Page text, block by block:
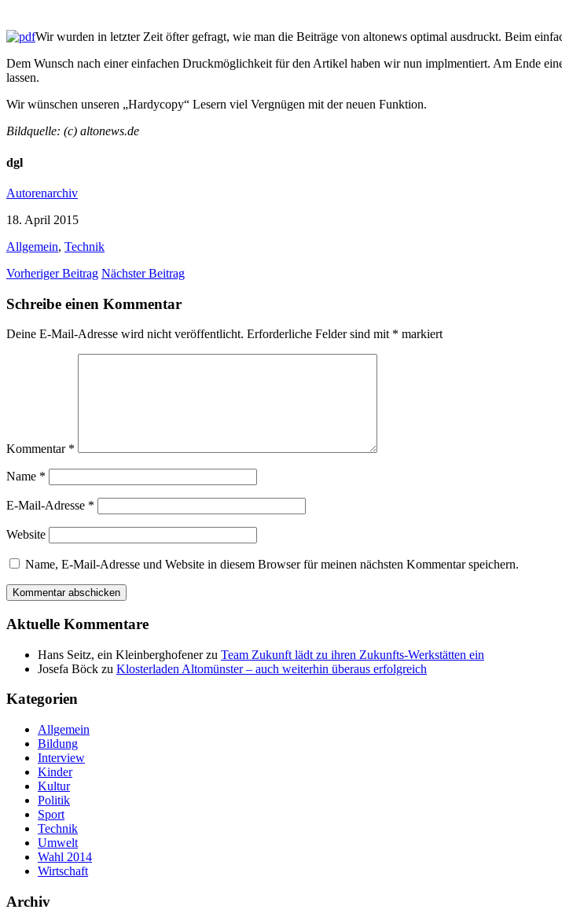
Wir wurden in letzter Zeit öfter gefragt, wie man die Beiträge von altonews optimal ausdruckt. Beim
Dem Wunsch nach einer einfachen Druckmöglichkeit für den Artikel haben wir nun implmentiert. Am Ende
lassen.
Wir wünschen unseren „Hardycopy“ Lesern viel Vergnügen mit der neuen Funktion.
Bildquelle: (c) altonews.de
dgl
Autorenarchiv
18. April 2015
Allgemein, Technik
Vorheriger Beitrag Nächster Beitrag
Schreibe einen Kommentar
Deine E-Mail-Adresse wird nicht veröffentlicht. Erforderliche Felder sind mit * markiert
Kommentar *
Name *
E-Mail-Adresse *
Website
Name, E-Mail-Adresse und Website in diesem Browser für meinen nächsten Kommentar speichern.
Aktuelle Kommentare
Hans Seitz, ein Kleinberghofenerzu Team Zukunft lädt zu ihren Zukunfts-Werkstätten ein
Josefa Böck zu Klosterladen Altomünster – auch weiterhin überaus erfolgreich
Kategorien
Allgemein
Bildung
Interview
Kinder
Kultur
Politik
Sport
Technik
Umwelt
Wahl 2014
Wirtschaft
Archiv